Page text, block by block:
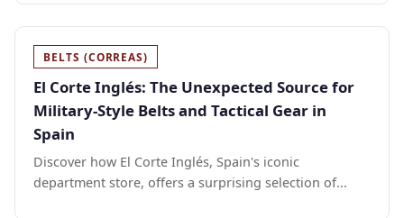
BELTS (CORREAS)
El Corte Inglés: The Unexpected Source for
Military-Style Belts and Tactical Gear in
Spain
Discover how El Corte Inglés, Spain's iconic
department store, offers a surprising selection of...